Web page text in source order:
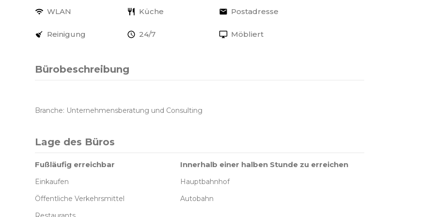
WLAN Küche Postadresse
Reinigung 24/7 Möbliert
Bürobeschreibung
Branche: Unternehmensberatung und Consulting
Lage des Büros
Fußläufig erreichbar
Einkaufen
Öffentliche Verkehrsmittel
Innerhalb einer halben Stunde zu erreichen
Hauptbahnhof
Autobahn